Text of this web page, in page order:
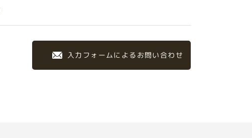
入力フォームによるお問い合わせ